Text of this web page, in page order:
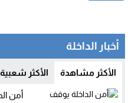
أخبار الداخلة
الأكثر مشاهدة الأكثر شعبية
أمن